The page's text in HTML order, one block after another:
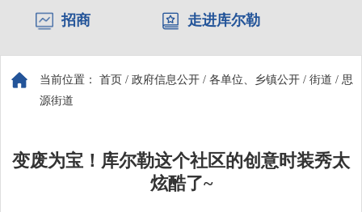
招商 走进库尔勒
当前位置： 首页 / 政府信息公开 / 各单位、乡镇公开 / 街道 / 思
源街道
变废为宝！库尔勒这个社区的创意时装秀太
炫酷了~